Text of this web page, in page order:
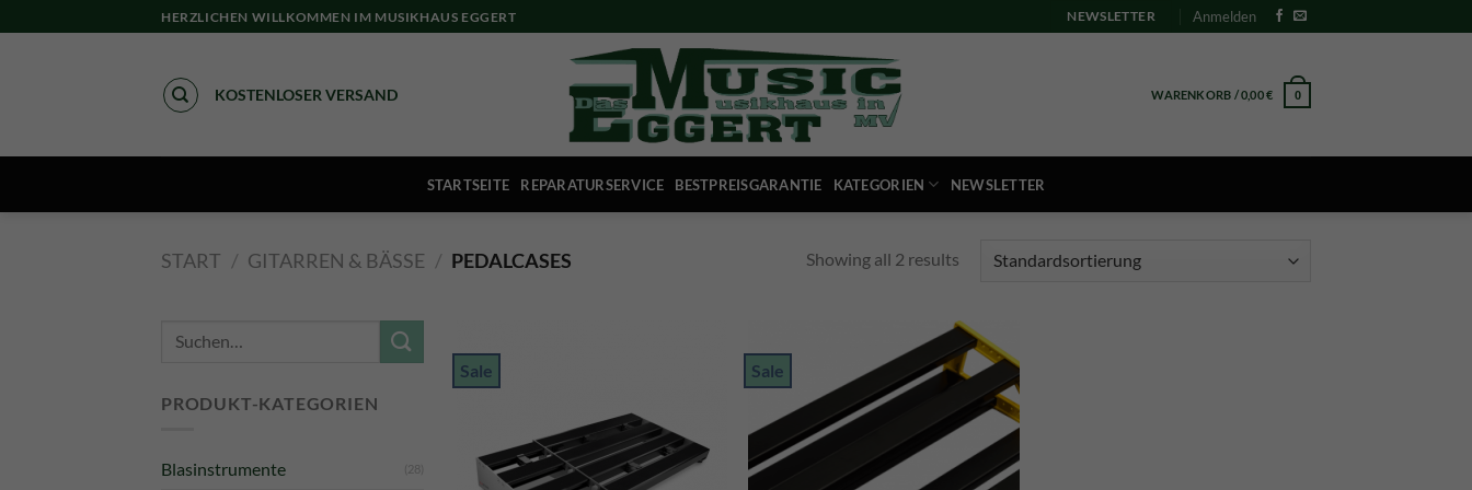
to
HERZLICHEN WILLKOMMEN IM MUSIKHAUS EGGERT NEWSLETTER Anmelden
KOSTENLOSER VERSAND WARENKORB /0,00€ 0
STARTSEITE REPARATURSERVICE BESTPREISGARANTIE KATEGORIEN NEWSLETTER
START / GITARREN & BÄSSE / PEDALCASES Showing all 2 results
Suche
PRODUKT-KATEGORIEN
Blasinstrumente (28)
Sale Sale